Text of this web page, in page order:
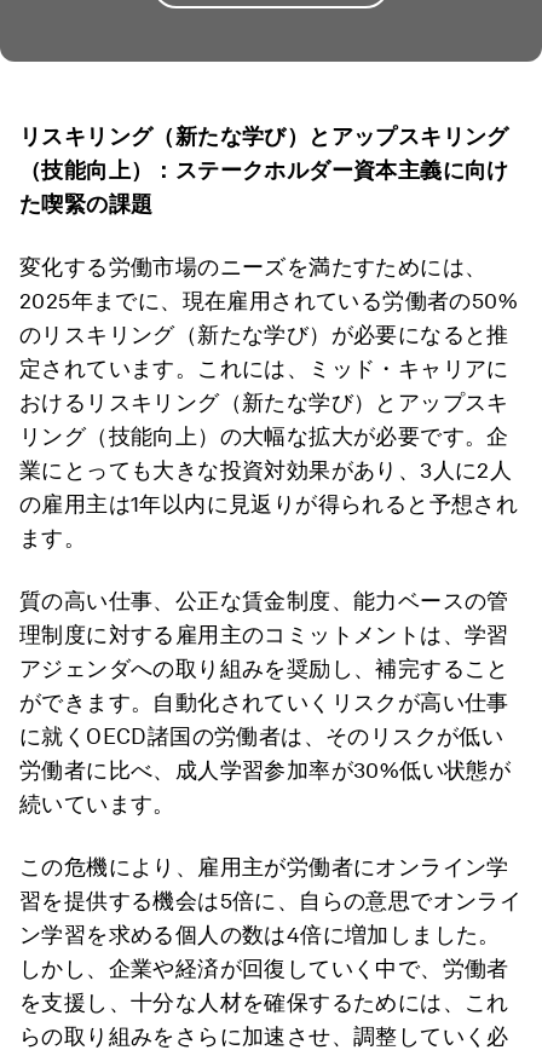
リスキリング（新たな学び）とアップスキリング
（技能向上）：ステークホルダー資本主義に向け
た喫緊の課題
変化する労働市場のニーズを満たすためには、
2025年までに、現在雇用されている労働者の50%
のリスキリング（新たな学び）が必要になると推
定されています。これには、ミッド・キャリアに
おけるリスキリング（新たな学び）とアップスキ
リング（技能向上）の大幅な拡大が必要です。企
業にとっても大きな投資対効果があり、3人に2人
の雇用主は1年以内に見返りが得られると予想され
ます。
質の高い仕事、公正な賃金制度、能力ベースの管
理制度に対する雇用主のコミットメントは、学習
アジェンダへの取り組みを奨励し、補完すること
ができます。自動化されていくリスクが高い仕事
に就くOECD諸国の労働者は、そのリスクが低い
労働者に比べ、成人学習参加率が30%低い状態が
続いています。
この危機により、雇用主が労働者にオンライン学
習を提供する機会は5倍に、自らの意思でオンライ
ン学習を求める個人の数は4倍に増加しました。
しかし、企業や経済が回復していく中で、労働者
を支援し、十分な人材を確保するためには、これ
らの取り組みをさらに加速させ、調整していく必